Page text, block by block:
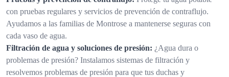
con pruebas regulares y servicios de prevención de contraflujo.
Ayudamos a las familias de Montrose a mantenerse seguras con
cada vaso de agua.
Filtración de agua y soluciones de presión: ¿Agua dura o
problemas de presión? Instalamos sistemas de filtración y
resolvemos problemas de presión para que tus duchas y